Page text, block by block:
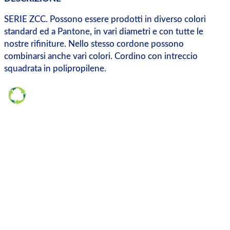
SERIE ZCC. Possono essere prodotti in diverso colori
standard ed a Pantone, in vari diametri e con tutte le
nostre rifiniture. Nello stesso cordone possono
combinarsi anche vari colori. Cordino con intreccio
squadrata in polipropilene.